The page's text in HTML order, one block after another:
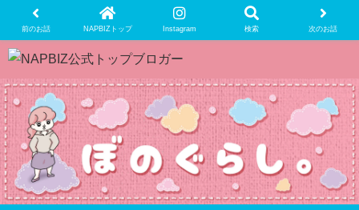
前のお話 NAPBIZトップ Instagram 検索 次のお話